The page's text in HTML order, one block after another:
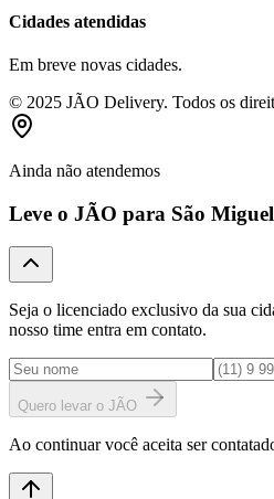
Cidades atendidas
Em breve novas cidades.
© 2025 JÃO Delivery. Todos os
Ainda não atendemos
Leve o JÃO para São
Seja o licenciado exclusivo da sua
nosso time entra em contato.
Quero levar o JÃO
Ao continuar você aceita ser